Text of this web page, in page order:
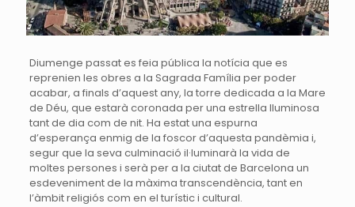
Diumenge passat es feia pública la notícia que es
reprenien les obres a la Sagrada Família per poder
acabar, a finals d’aquest any, la torre dedicada a la Mare
de Déu, que estarà coronada per una estrella lluminosa
tant de dia com de nit. Ha estat una espurna
d’esperança enmig de la foscor d’aquesta pandèmia i,
segur que la seva culminació il·luminarà la vida de
moltes persones i serà per a la ciutat de Barcelona un
esdeveniment de la màxima transcendència, tant en
l’àmbit religiós com en el turístic i cultural.